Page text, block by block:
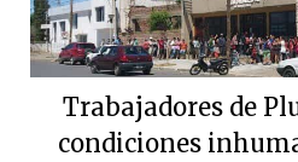
Trabajadores de
condiciones